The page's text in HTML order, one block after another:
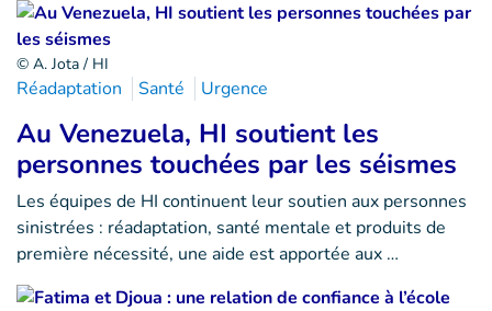
© A. Jota / HI
Réadaptation Santé Urgence
Au Venezuela, HI soutient les
personnes touchées par les séismes
Les équipes de HI continuent leur soutien aux personnes
sinistrées : réadaptation, santé mentale et produits de
première nécessité, une aide est apportée aux …